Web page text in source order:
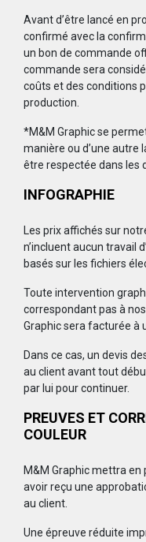
Avant d’être lancé en
confirmé avec la
un bon de commande
commande sera
coûts et des conditions
production.
*M&M Graphic se
manière ou d’une autre
être respectée dans les
INFOGRAPHIE
Les prix affichés sur
n’incluent aucun travail
basés sur les fichiers
Toute intervention
correspondant pas à
Graphic sera facturée à
Dans ce cas, un devis
au client avant tout
par lui pour continuer.
PREUVES ET
COULEUR
M&M Graphic mettra
avoir reçu une
au client.
Une épreuve réduite